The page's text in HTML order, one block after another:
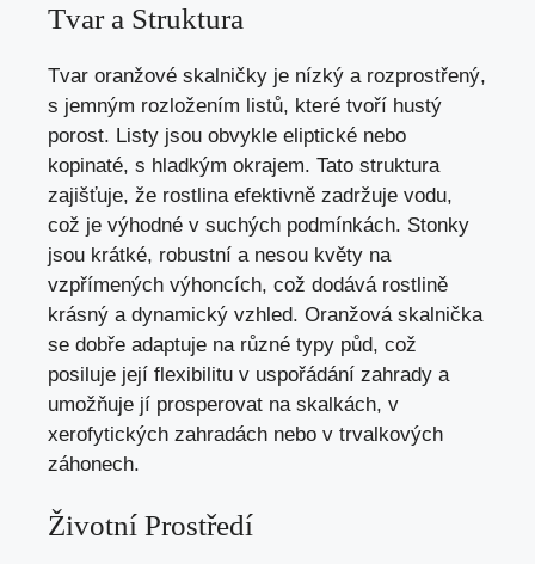
Tvar a Struktura
Tvar oranžové skalničky je nízký a rozprostřený,
s jemným rozložením listů, které tvoří hustý
porost. Listy jsou obvykle eliptické nebo
kopinaté, s hladkým okrajem. Tato struktura
zajišťuje, že rostlina efektivně zadržuje vodu,
což je výhodné v suchých podmínkách. Stonky
jsou krátké, robustní a nesou květy na
vzpřímených výhoncích, což dodává rostlině
krásný a dynamický vzhled. Oranžová skalnička
se dobře adaptuje na různé typy půd, což
posiluje její flexibilitu v uspořádání zahrady a
umožňuje jí prosperovat na skalkách, v
xerofytických zahradách nebo v trvalkových
záhonech.
Životní Prostředí